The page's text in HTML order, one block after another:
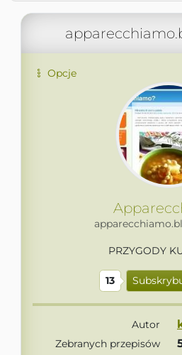
Opcje
PRZYGODY
13
Autor
Zebranych przepisów